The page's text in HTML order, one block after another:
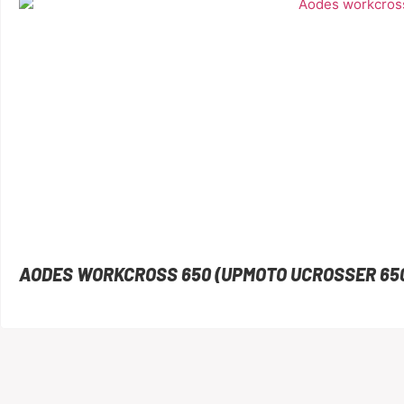
AODES WORKCROSS 650 (UPMOTO UCROSSER